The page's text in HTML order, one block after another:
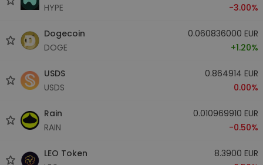
HYPE
-3.00%
Dogecoin
DOGE
0.060836000 EUR
+1.20%
USDS
USDS
0.864914 EUR
0.00%
Rain
RAIN
0.010969910 EUR
-0.50%
LEO Token
8.3900 EUR